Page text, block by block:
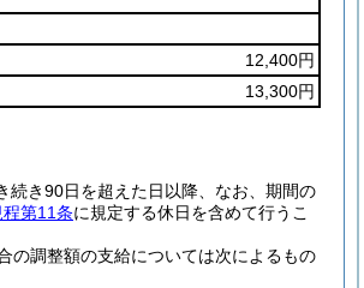
12,400円
13,300円
続き90日を超えた日以降、なお、期間の
第11条に規定する休日を含めて行うこ
の調整額の支給については次によるもの